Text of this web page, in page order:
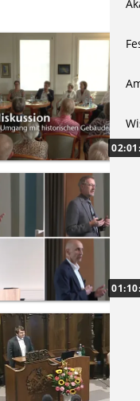
Events & Vorträge
Berichte & Dokus
Index